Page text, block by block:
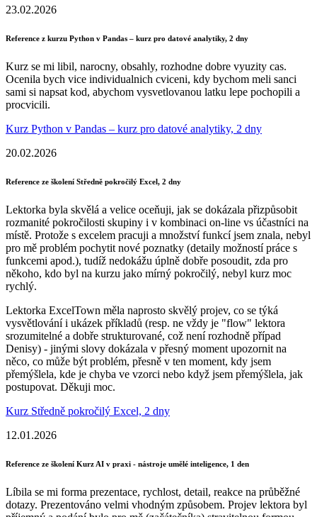
23.02.2026
Reference z kurzu Python v Pandas – kurz pro datové analytiky, 2 dny
Kurz se mi libil, narocny, obsahly, rozhodne dobre vyuzity cas.
Ocenila bych vice individualnich cviceni, kdy bychom meli sanci
sami si napsat kod, abychom vysvetlovanou latku lepe pochopili a
procvicili.
Kurz Python v Pandas – kurz pro datové analytiky, 2 dny
20.02.2026
Reference ze školení Středně pokročilý Excel, 2 dny
Lektorka byla skvělá a velice oceňuji, jak se dokázala přizpůsobit
rozmanité pokročilosti skupiny i v kombinaci on-line vs účastníci na
místě. Protože s excelem pracuji a množství funkcí jsem znala, nebyl
pro mě problém pochytit nové poznatky (detaily možností práce s
funkcemi apod.), tudíž nedokážu úplně dobře posoudit, zda pro
někoho, kdo byl na kurzu jako mírný pokročilý, nebyl kurz moc
rychlý.
Lektorka ExcelTown měla naprosto skvělý projev, co se týká
vysvětlování i ukázek příkladů (resp. ne vždy je "flow" lektora
srozumitelné a dobře strukturované, což není rozhodně případ
Denisy) - jinými slovy dokázala v přesný moment upozornit na
něco, co může být problém, přesně v ten moment, kdy jsem
přemýšlela, kde je chyba ve vzorci nebo když jsem přemýšlela, jak
postupovat. Děkuji moc.
Kurz Středně pokročilý Excel, 2 dny
12.01.2026
Reference ze školení Kurz AI v praxi - nástroje umělé inteligence, 1 den
Líbila se mi forma prezentace, rychlost, detail, reakce na průběžné
dotazy. Prezentováno velmi vhodným způsobem. Projev lektora byl